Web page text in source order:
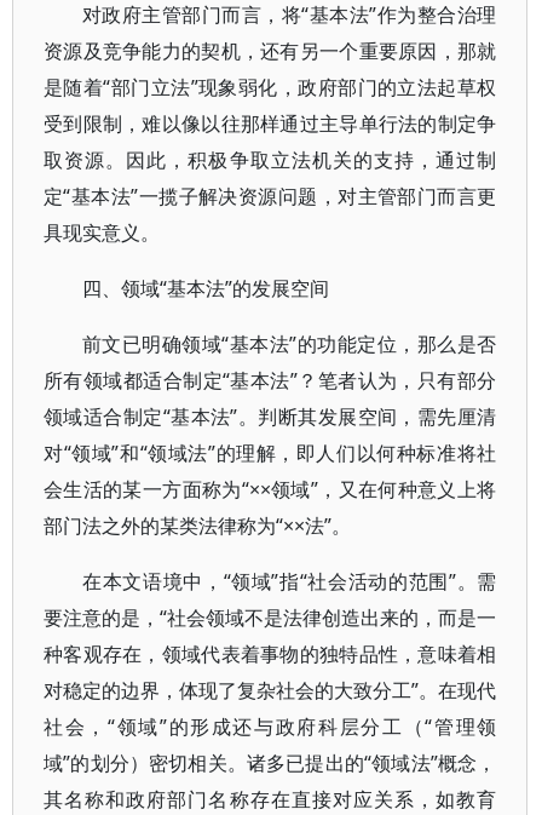
对政府主管部门而言，将“基本法”作为整合治理
资源及竞争能力的契机，还有另一个重要原因，那就
是随着“部门立法”现象弱化，政府部门的立法起草权
受到限制，难以像以往那样通过主导单行法的制定争
取资源。因此，积极争取立法机关的支持，通过制
定“基本法”一揽子解决资源问题，对主管部门而言更
具现实意义。
四、领域“基本法”的发展空间
前文已明确领域“基本法”的功能定位，那么是否
所有领域都适合制定“基本法”？笔者认为，只有部分
领域适合制定“基本法”。判断其发展空间，需先厘清
对“领域”和“领域法”的理解，即人们以何种标准将社
会生活的某一方面称为“××领域”，又在何种意义上将
部门法之外的某类法律称为“××法”。
在本文语境中，“领域”指“社会活动的范围”。需
要注意的是，“社会领域不是法律创造出来的，而是一
种客观存在，领域代表着事物的独特品性，意味着相
对稳定的边界，体现了复杂社会的大致分工”。在现代
社会，“领域”的形成还与政府科层分工（“管理领
域”的划分）密切相关。诸多已提出的“领域法”概念，
其名称和政府部门名称存在直接对应关系，如教育